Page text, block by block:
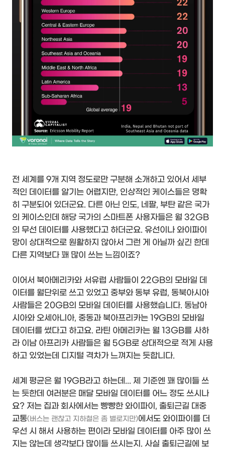
전 세계를 9개 지역 정도로만 구분해 소개하고 있어서 세부
적인 데이터를 알기는 어렵지만, 인상적인 케이스들은 명확
히 구분되어 있더군요. 다른 아닌 인도, 네팔, 부탄 같은 국가
의 케이스인데 해당 국가의 스마트폰 사용자들은 월 32GB
의 무선 데이터를 사용했다고 하더군요. 유선이나 와이파이
망이 상대적으로 원활하지 않아서 그런 게 아닐까 싶긴 한데
다른 지역보다 꽤 많이 쓰는 느낌이죠?
이어서 북아메리카와 서유럽 사람들이 22GB의 모바일 데
이터를 월단위로 쓰고 있었고 중부와 동부 유럽, 동북아시아
사람들은 20GB의 모바일 데이터를 사용했습니다. 동남아
시아와 오세아니아, 중동과 북아프리카는 19GB의 모바일
데이터를 썼다고 하고요. 라틴 아메리카는 월 13GB를 사하
라 이남 아프리카 사람들은 월 5GB로 상대적으로 적게 사용
하고 있었는데 디지털 격차가 느껴지는 듯합니다.
세계 평균은 월 19GB라고 하는데... 제 기준엔 꽤 많이들 쓰
는 듯한데 여러분은 매달 모바일 데이터를 어느 정도 쓰시나
요? 저는 집과 회사에서는 빵빵한 와이파이, 출퇴근길 대중
교통(버스는 괜찮고 지하철은 좀 별로지만)에서도 와이파이를 더
우선 시 해서 사용하는 편이라 모바일 데이터를 아주 많이 쓰
지는 않는데 생각보다 많이들 쓰시는지. 사실 출퇴근길에 보